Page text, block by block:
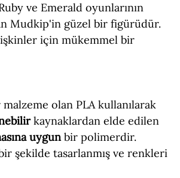
ve Emerald oyunlarının
Mudkip'in güzel bir figürüdür.
için mükemmel bir
olan PLA kullanılarak
kaynaklardan elde edilen
uygunbir polimerdir.
şekilde tasarlanmış ve renkleri